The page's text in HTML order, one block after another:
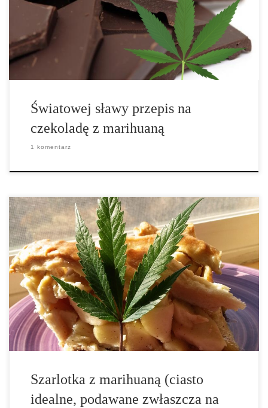
łyżka ekstraktu waniliowego • 10 gramów hasz oleju 1. Roztop
masło kakaowe w kąpieli wodnej. Po roztopieniu, dodaj […]
Światowej sławy przepis na
czekoladę z marihuaną
1 komentarz
Składniki na spód: 3 ¼ szklanki mąki I łyżeczki soli 2 łyżki cukru
1 lub 2 szklanki zimnego masła THC 5 do 6 łyżek zimnej wody
Składniki na wypełnienie: 3 kg jabłek 3¼ szklanki brązowego
cukru 3 łyżki mąki pszennej […]
Szarlotka z marihuaną (ciasto
idealne, podawane zwłaszcza na